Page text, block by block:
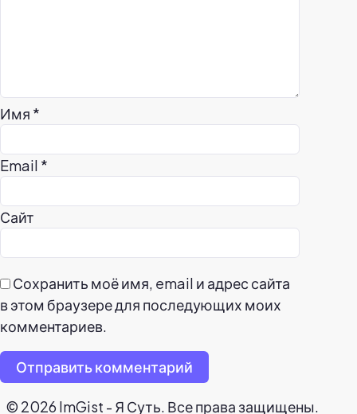
Имя *
Email *
Сайт
Сохранить моё имя, email и адрес сайта
в этом браузере для последующих моих
комментариев.
Отправить комментарий
© 2026 ImGist - Я Суть. Все права защищены.